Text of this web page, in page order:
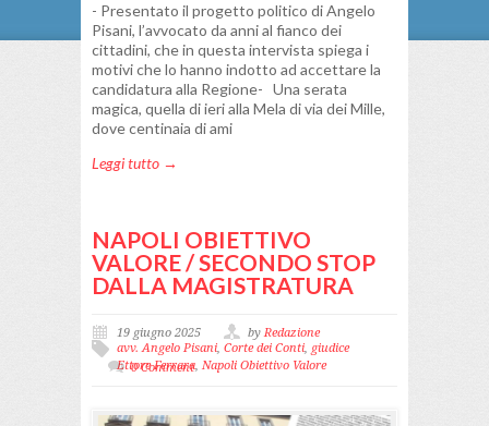
- Presentato il progetto politico di Angelo
Pisani, l’avvocato da anni al fianco dei
cittadini, che in questa intervista spiega i
motivi che lo hanno indotto ad accettare la
candidatura alla Regione- Una serata
magica, quella di ieri alla Mela di via dei Mille,
dove centinaia di ami
Leggi tutto →
NAPOLI OBIETTIVO
VALORE / SECONDO STOP
DALLA MAGISTRATURA
19 giugno 2025 byRedazione
avv. Angelo Pisani, Corte dei Conti, giudice
Ettore Ferrara, Napoli Obiettivo Valore
0 Comment